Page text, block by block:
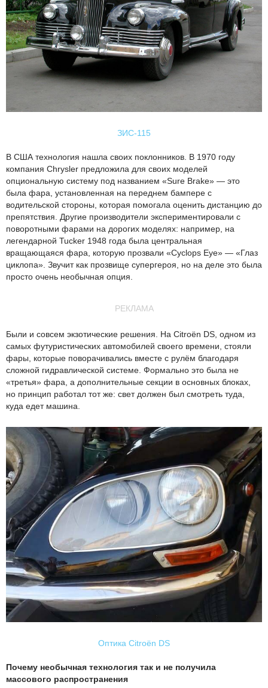
ЗИС-115
В США технология нашла своих поклонников. В 1970 году
компания Chrysler предложила для своих моделей
опциональную систему под названием «Sure Brake» — это
была фара, установленная на переднем бампере с
водительской стороны, которая помогала оценить дистанцию до
препятствия. Другие производители экспериментировали с
поворотными фарами на дорогих моделях: например, на
легендарной Tucker 1948 года была центральная
вращающаяся фара, которую прозвали «Cyclops Eye» — «Глаз
циклопа». Звучит как прозвище супергероя, но на деле это была
просто очень необычная опция.
РЕКЛАМА
Были и совсем экзотические решения. На Citroën DS, одном из
самых футуристических автомобилей своего времени, стояли
фары, которые поворачивались вместе с рулём благодаря
сложной гидравлической системе. Формально это была не
«третья» фара, а дополнительные секции в основных блоках,
но принцип работал тот же: свет должен был смотреть туда,
куда едет машина.
Оптика Citroën DS
Почему необычная технология так и не получила
массового распространения